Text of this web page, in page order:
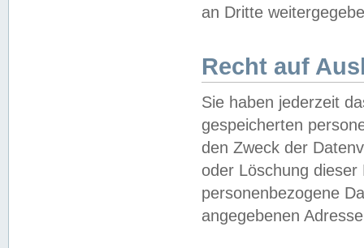
an Dritte
Recht auf
Sie haben jederzeit
gespeicherten
den Zweck der
oder Löschung
personenbezogene
angegebenen